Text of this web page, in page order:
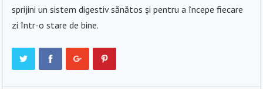
sprijini un sistem digestiv sănătos și pentru a începe fiecare
zi într-o stare de bine.